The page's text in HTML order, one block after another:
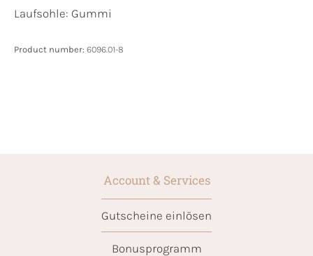
Laufsohle: Gummi
Product number: 6096.01-8
Account & Services
Gutscheine einlösen
Bonusprogramm